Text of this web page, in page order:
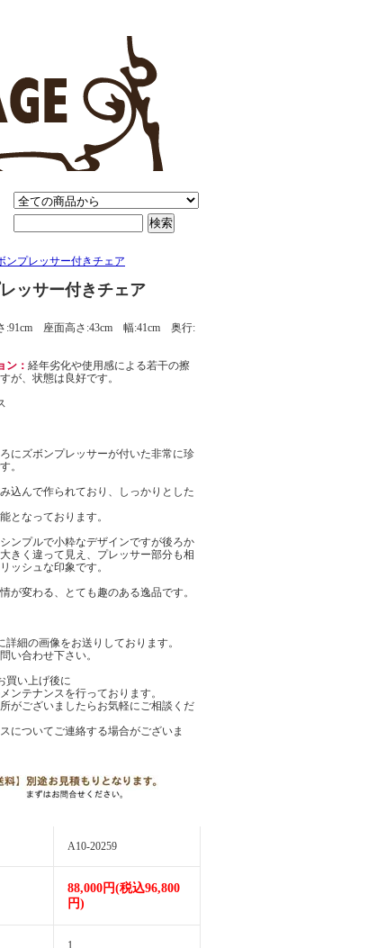
ンプレッサー付きチェア
ッサー付きチェア
:91cm 座面高さ:43cm 幅:41cm 奥行:
ン： 経年劣化や使用感による若干の擦
が、状態は良好です。
にズボンプレッサーが付いた非常に珍
。
込んで作られており、しっかりとした
となっております。
ンプルで小粋なデザインですが後ろか
きく違って見え、プレッサー部分も相
ッシュな印象です。
が変わる、とても趣のある逸品です。
詳細の画像をお送りしております。
い合わせ下さい。
買い上げ後に
ンテナンスを行っております。
がございましたらお気軽にご相談くだ
スについてご連絡する場合がございま
A10-20259
88,000円(税込96,800
円)
1